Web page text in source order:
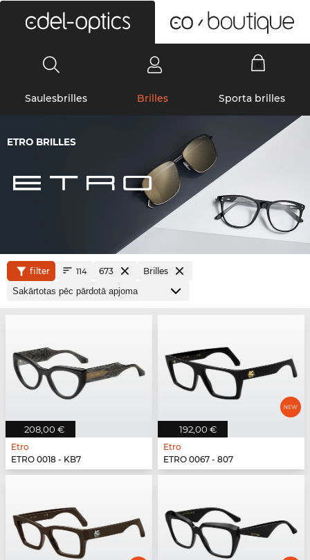
Saulesbrilles Brilles Sporta brilles
ETRO BRILLES
filter 114 673 Brilles
208,00 €
Etro
ETRO 0018 - KB7
192,00 €
Etro
ETRO 0067 - 807